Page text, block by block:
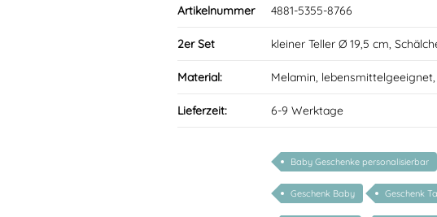
Artikelnummer 4881-5355-8766
2er Set kleiner Teller Ø 19,5 cm,
Material: Melamin,
Lieferzeit: 6-9 Werktage
Baby Geschenke personalisierbar
Geschenk Baby Geschenk